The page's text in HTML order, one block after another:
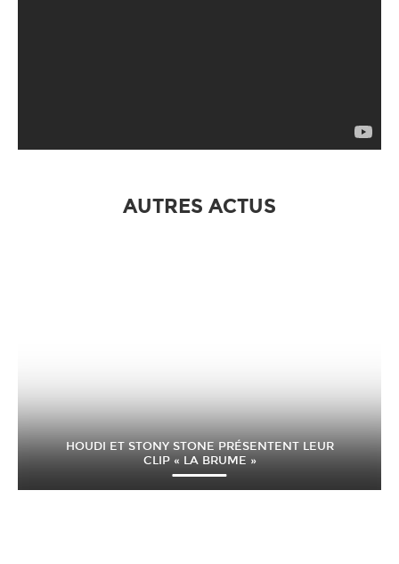
AUTRES ACTUS
HOUDI ET STONY STONE PRÉSENTENT LEUR
CLIP « LA BRUME »